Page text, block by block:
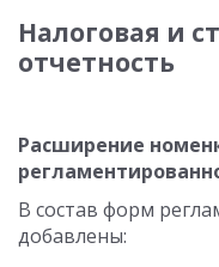
Налоговая и
отчетность
Расширение
В состав форм
добавлены: